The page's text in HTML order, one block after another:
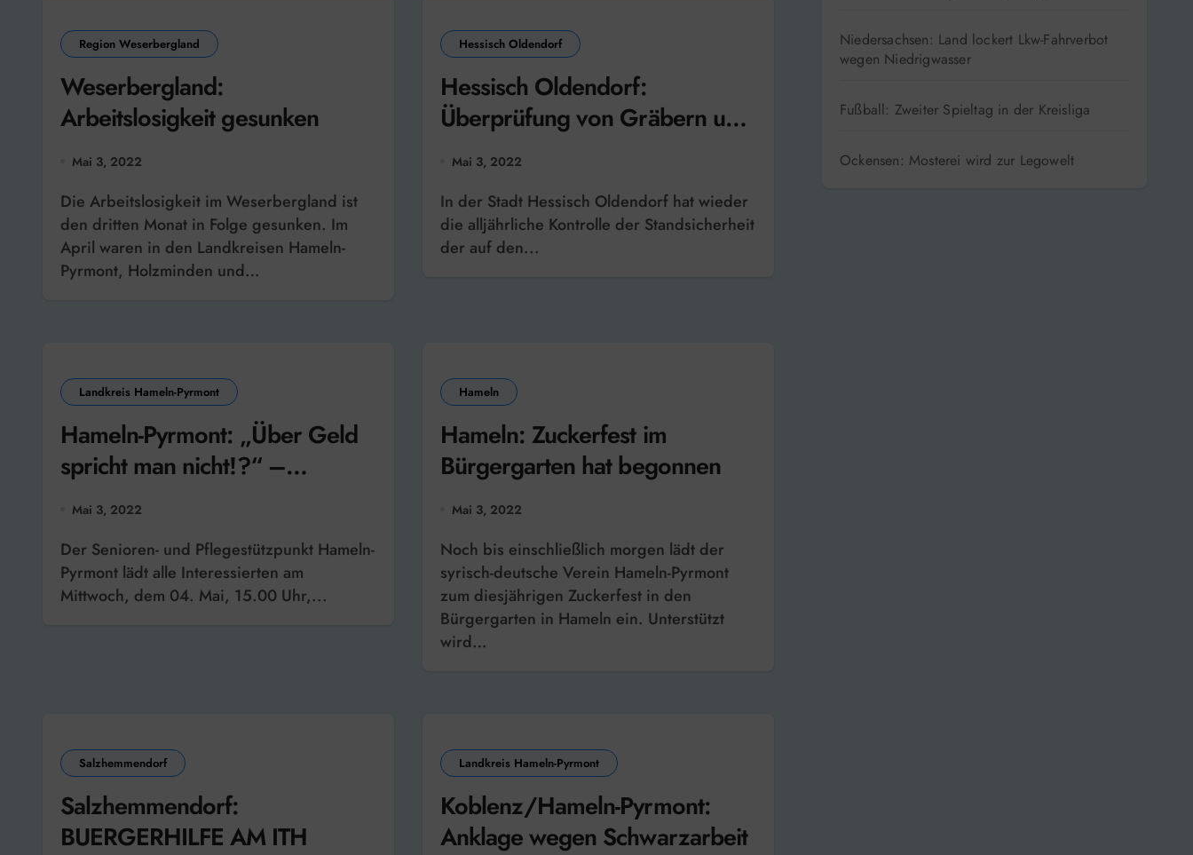
Region Weserbergland
Weserbergland:
Arbeitslosigkeit gesunken
Mai 3, 2022
Die Arbeitslosigkeit im Weserbergland ist
den dritten Monat in Folge gesunken. Im
April waren in den Landkreisen Hameln-
Pyrmont, Holzminden und…
Hessisch Oldendorf
Hessisch Oldendorf:
Überprüfung von Gräbern und
Grabsteinen
Mai 3, 2022
In der Stadt Hessisch Oldendorf hat wieder
die alljährliche Kontrolle der Standsicherheit
der auf den...
Landkreis Hameln-Pyrmont
Hameln-Pyrmont: „Über Geld
spricht man nicht!?“ –
Finanzielle Ansprüche im Alter
Mai 3, 2022
Der Senioren- und Pflegestützpunkt Hameln-
Pyrmont lädt alle Interessierten am
Mittwoch, dem 04. Mai, 15.00 Uhr,...
Hameln
Hameln: Zuckerfest im
Bürgergarten hat begonnen
Mai 3, 2022
Noch bis einschließlich morgen lädt der
syrisch-deutsche Verein Hameln-Pyrmont
zum diesjährigen Zuckerfest in den
Bürgergarten in Hameln ein. Unterstützt
wird…
Salzhemmendorf
Salzhemmendorf:
BUERGERHILFE AM ITH
Landkreis Hameln-Pyrmont
Koblenz/Hameln-Pyrmont:
Anklage wegen Schwarzarbeit
Niedersachsen: Land lockert Lkw-Fahrverbot
wegen Niedrigwasser
Fußball: Zweiter Spieltag in der Kreisliga
Ockensen: Mosterei wird zur Legowelt